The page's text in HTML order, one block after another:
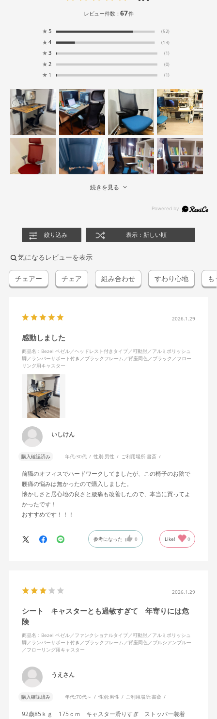
レビュー件数：67件
★ 5 (52)
★ 4 (13)
★ 3 (1)
★ 2 (0)
★ 1 (1)
続きを見る
絞り込み 表示：新しい順
気になるレビューを表示
チェアー チェア 組み合わせ すわり心地 も
2026.1.29
感動しました
商品名：Bezel ベゼル／ヘッドレスト付きタイプ／可動肘／アルミポリッシュ
脚／ランバーサポート付き／ブラックフレーム／背座同色／ブラック／フロー
リング用キャスター
いしけん
購入確認済み 年代:30代 性別:男性 ご利用場所:書斎
前職のオフィスでハードワークしてましたが、この椅子のお陰で
腰痛の悩みは無かったので購入しました。
懐かしさと居心地の良さと腰痛も改善したので、本当に買ってよ
かったです！
おすすめです！！！
参考になった 0 Like! 0
2026.1.29
シート キャスターとも過敏すぎて 年寄りには危
険
商品名：Bezel ベゼル／ファンクショナルタイプ／可動肘／アルミポリッシュ
脚／ランバーサポート付き／ブラックフレーム／背座同色／プルシアンブルー
／フローリング用キャスター
うえさん
購入確認済み 年代:70代～ 性別:男性 ご利用場所:書斎
92歳85ｋｇ 175ｃｍ キャスター滑りすぎ ストッパー装着